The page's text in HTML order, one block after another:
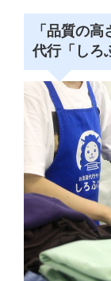
「品質の
代行「しろ